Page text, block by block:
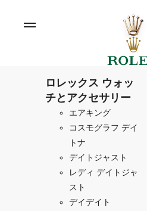
ロレックス ウォッ
チとアクセサリー
エアキング
コスモグラフ デイ
トナ
デイトジャスト
レディ デイトジャ
スト
デイデイト